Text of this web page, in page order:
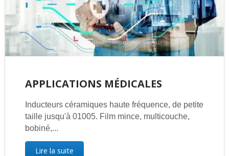
APPLICATIONS MÉDICALES
Inducteurs céramiques haute fréquence, de petite
taille jusqu'à 01005. Film mince, multicouche,
bobiné,...
Lire la suite